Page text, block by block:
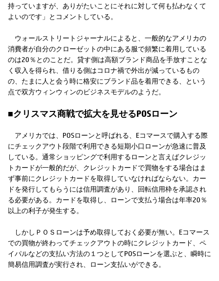
持っていますが、ありがたいことにそれに対して何も払わなくて
よいのです」とコメントしている。
ウォールストリートジャーナルによると、一般的なアメリカの
消費者が自分のクローゼットの中にある服で頻繁に着用している
のは20％とのことだ。貸す側は高額ブランド商品を手放すことな
く収入を得られ、借りる側はコロナ禍で外出が減っているもの
の、たまに人と会う時に格安にブランド品を着用できる、という
点で双方ウィンウィンのビジネスモデルのようだ。
■クリスマス商戦で拡大を見せるPOSローン
アメリカでは、POSローンと呼ばれる、Eコマースで購入する際
にチェックアウト段階で利用できる短期小口ローンが急速に普及
している。通常ショッピングで利用するローンと言えばクレジッ
トカードが一般的だが、クレジットカードで買物をする場合はま
ず事前にクレジットカードを取得していなければならない。カー
ドを発行してもらうには信用調査があり、回転信用枠を承認され
る必要がある。カードを取得し、ローンで支払う場合は年率20％
以上の利子が発生する。
しかしＰＯＳローンは予め取得しておく必要が無い。Eコマース
での買物が終わってチェックアウトの時にクレジットカード、ペ
イパルなどの支払い方法の１つとしてPOSローンを選ぶと、瞬時に
簡易信用調査が実行され、ローン支払いができる。